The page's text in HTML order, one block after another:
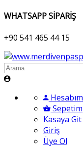
WHATSAPP SİPARİŞ
+90 541 465 44 15
Hesabım
Sepetim
Kasaya Git
Giriş
Üye Ol